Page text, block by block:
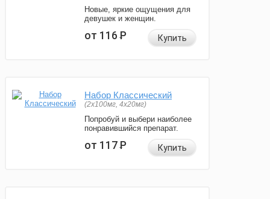
Новые, яркие ощущения для
девушек и женщин.
от 116Р Купить
Набор Классический
(2x100мг, 4x20мг)
Попробуй и выбери наиболее
понравившийся препарат.
от 117Р Купить